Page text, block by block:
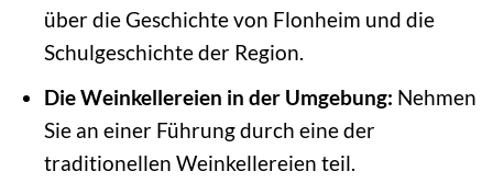
über die Geschichte von Flonheim und die
Schulgeschichte der Region.
Die Weinkellereien in der Umgebung: Nehmen
Sie an einer Führung durch eine der
traditionellen Weinkellereien teil.